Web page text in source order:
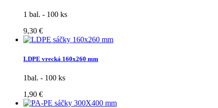
1 bal. - 100 ks
9,30 €
LDPE vrecká 160x260 mm
1bal. - 100 ks
1,90 €